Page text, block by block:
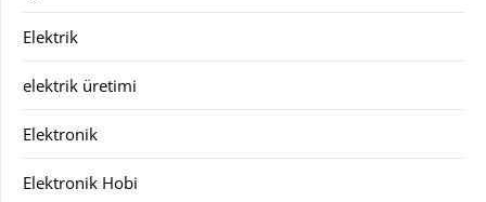
Elektrik
elektrik üretimi
Elektronik
Elektronik Hobi